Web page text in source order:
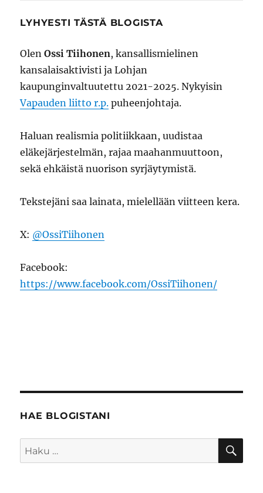
perataan?
LYHYESTI TÄSTÄ BLOGISTA
OlenOssi Tiihonen, kansallismielinen
kansalaisaktivisti ja Lohjan
kaupunginvaltuutettu 2021-2025. Nykyisin
Vapauden liitto r.p. puheenjohtaja.
Haluan realismia politiikkaan, uudistaa
eläkejärjestelmän, rajaa maahanmuuttoon,
sekä ehkäistä nuorison syrjäytymistä.
Tekstejäni saa lainata, mielellään viitteen kera.
X: @OssiTiihonen
Facebook:
https://www.facebook.com/OssiTiihonen/
HAE BLOGISTANI
Etsi: